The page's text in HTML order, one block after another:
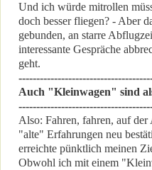
Und ich würde mitrollen
doch besser fliegen? - Aber
gebunden, an starre
interessante Gespräche
geht.
Auch "Kleinwagen" sind
Also: Fahren, fahren, auf
"alte" Erfahrungen neu
erreichte pünktlich meinen
Obwohl ich mit einem